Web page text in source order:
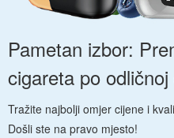
Pametan izbor:
cigareta po odličnoj
Tražite najbolji omjer cijene i
Došli ste na pravo mjesto!